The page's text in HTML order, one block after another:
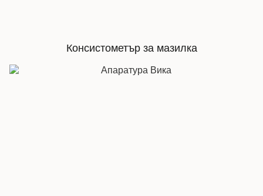
Консистометър за мазилка